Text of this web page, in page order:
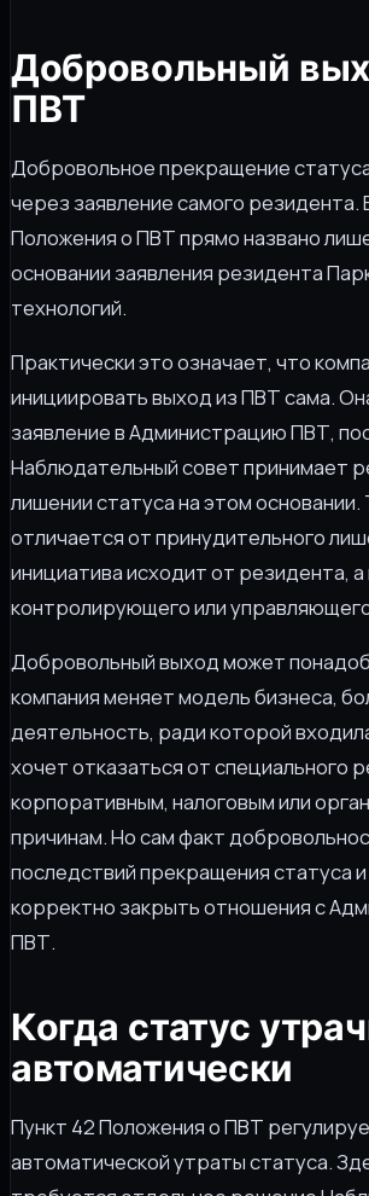
Добровольный
ПВТ
Добровольное прекращение
через заявление самого резидента.
Положения о ПВТ прямо названо
основании заявления резидента
технологий.
Практически это означает, что
инициировать выход из ПВТ сама.
заявление в Администрацию ПВТ,
Наблюдательный совет принимает
лишении статуса на этом основании.
отличается от принудительного
инициатива исходит от резидента, а
контролирующего или
Добровольный выход может
компания меняет модель бизнеса,
деятельность, ради которой
хочет отказаться от специального
корпоративным, налоговым или
причинам. Но сам факт
последствий прекращения статуса
корректно закрыть отношения с
ПВТ.
Когда статус
автоматически
Пункт 42 Положения о ПВТ
автоматической утраты статуса.